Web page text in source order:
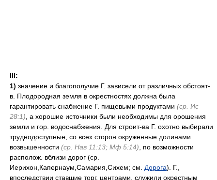
III:
1) значение и благополучие Г. зависели от различных обстоят-
в. Плодородная земля в окрестностях должна была
гарантировать снабжение Г. пищевыми продуктами (ср. Ис
28:1) , а хорошие источники были необходимы для орошения
земли и гор. водоснабжения. Для строит-ва Г. охотно выбирали
труднодоступные, со всех сторон окруженные долинами
возвышенности (ср. Нав 11:13; Мф 5:14) , по возможности
располож. вблизи дорог (ср.
Иерихон,Капернаум,Самария,Сихем; см. Дорога). Г.,
впоследствии ставшие торг. центрами, служили окрестным